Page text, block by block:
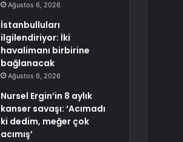
Ağustos 6, 2026
İstanbulluları
ilgilendiriyor: İki
havalimanı birbirine
bağlanacak
Ağustos 6, 2026
Nursel Ergin’in 8 aylık
kanser savaşı: ‘Acımadı
ki dedim, meğer çok
acımış’